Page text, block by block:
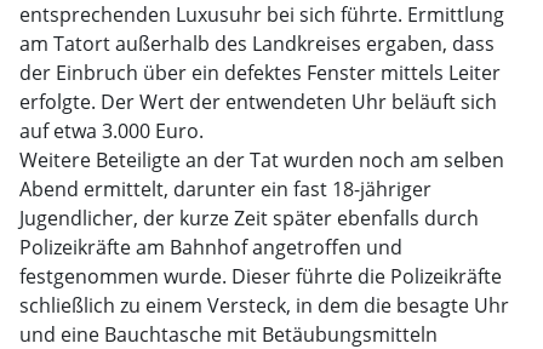
entsprechenden Luxusuhr bei sich führte. Ermittlung
am Tatort außerhalb des Landkreises ergaben, dass
der Einbruch über ein defektes Fenster mittels Leiter
erfolgte. Der Wert der entwendeten Uhr beläuft sich
auf etwa 3.000 Euro.
Weitere Beteiligte an der Tat wurden noch am selben
Abend ermittelt, darunter ein fast 18-jähriger
Jugendlicher, der kurze Zeit später ebenfalls durch
Polizeikräfte am Bahnhof angetroffen und
festgenommen wurde. Dieser führte die Polizeikräfte
schließlich zu einem Versteck, in dem die besagte Uhr
und eine Bauchtasche mit Betäubungsmitteln